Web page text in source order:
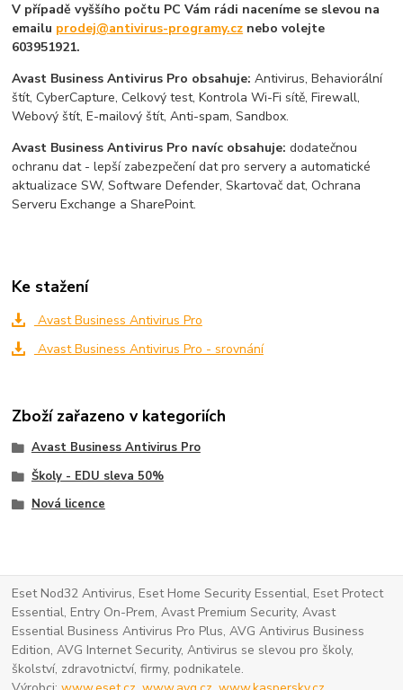
V případě vyššího počtu PC Vám rádi naceníme se slevou na
emailu prodej@antivirus-programy.cz nebo volejte
603951921.
Avast Business Antivirus Pro obsahuje: Antivirus, Behaviorální
štít, CyberCapture, Celkový test, Kontrola Wi-Fi sítě, Firewall,
Webový štít, E-mailový štít, Anti-spam, Sandbox.
Avast Business Antivirus Pro navíc obsahuje: dodatečnou
ochranu dat - lepší zabezpečení dat pro servery a automatické
aktualizace SW, Software Defender, Skartovač dat, Ochrana
Serveru Exchange a SharePoint.
Ke stažení
Avast Business Antivirus Pro
Avast Business Antivirus Pro - srovnání
Zboží zařazeno v kategoriích
Avast Business Antivirus Pro
Školy - EDU sleva 50%
Nová licence
Eset Nod32 Antivirus, Eset Home Security Essential, Eset Protect
Essential, Entry On-Prem, Avast Premium Security, Avast
Essential Business Antivirus Pro Plus, AVG Antivirus Business
Edition, AVG Internet Security, Antivirus se slevou pro školy,
školství, zdravotnictví, firmy, podnikatele.